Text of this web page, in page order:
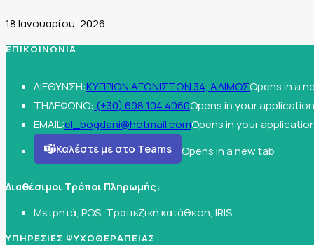
18 Ιανουαρίου, 2026
ΕΠΙΚΟΙΝΩΝΙΑ
ΔΙΕΘΥΝΣΗ:ΚΥΠΡΙΩΝ ΑΓΩΝΙΣΤΩΝ 34, ΑΛΙΜΟΣOpens in a
ΤΗΛΕΦΩΝΟ: (+30) 698 104 4060Opens in your application
EMAIL:el_bogdani@hotmail.comOpens in your
Καλέστε με στο Teams
Opens in a new tab
Διαθέσιμοι Τρόποι Πληρωμής:
Μετρητά, POS, Τραπεζική κατάθεση, IRIS
ΥΠΗΡΕΣΙΕΣ ΨΥΧΟΘΕΡΑΠΕΙΑΣ